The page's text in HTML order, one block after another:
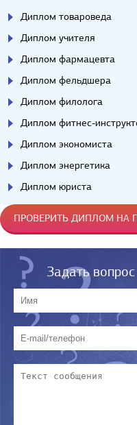
Диплом товароведа
Диплом учителя
Диплом фармацевта
Диплом фельдшера
Диплом филолога
Диплом фитнес-
Диплом экономиста
Диплом энергетика
Диплом юриста
ПРОВЕРИТЬ ДИПЛОМ НА
Задать вопрос